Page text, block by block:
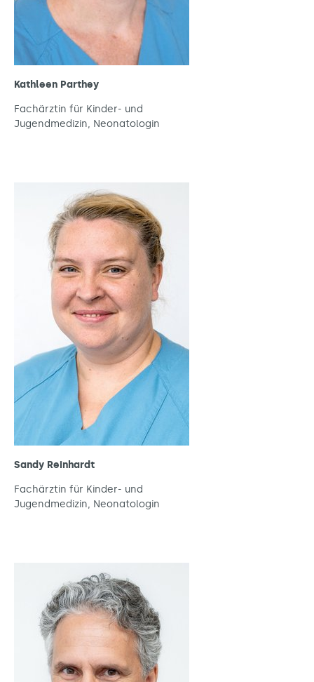
Kathleen Parthey
Fachärztin für Kinder- und
Jugendmedizin, Neonatologin
Sandy Reinhardt
Fachärztin für Kinder- und
Jugendmedizin, Neonatologin